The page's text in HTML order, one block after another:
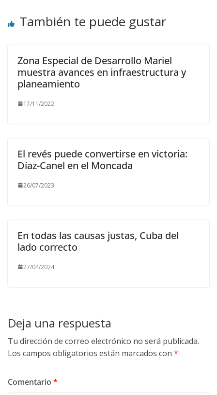
También te puede gustar
Zona Especial de Desarrollo Mariel
muestra avances en infraestructura y
planeamiento
17/11/2022
El revés puede convertirse en victoria:
Díaz-Canel en el Moncada
26/07/2023
En todas las causas justas, Cuba del
lado correcto
27/04/2024
Deja una respuesta
Tu dirección de correo electrónico no será publicada.
Los campos obligatorios están marcados con *
Comentario *